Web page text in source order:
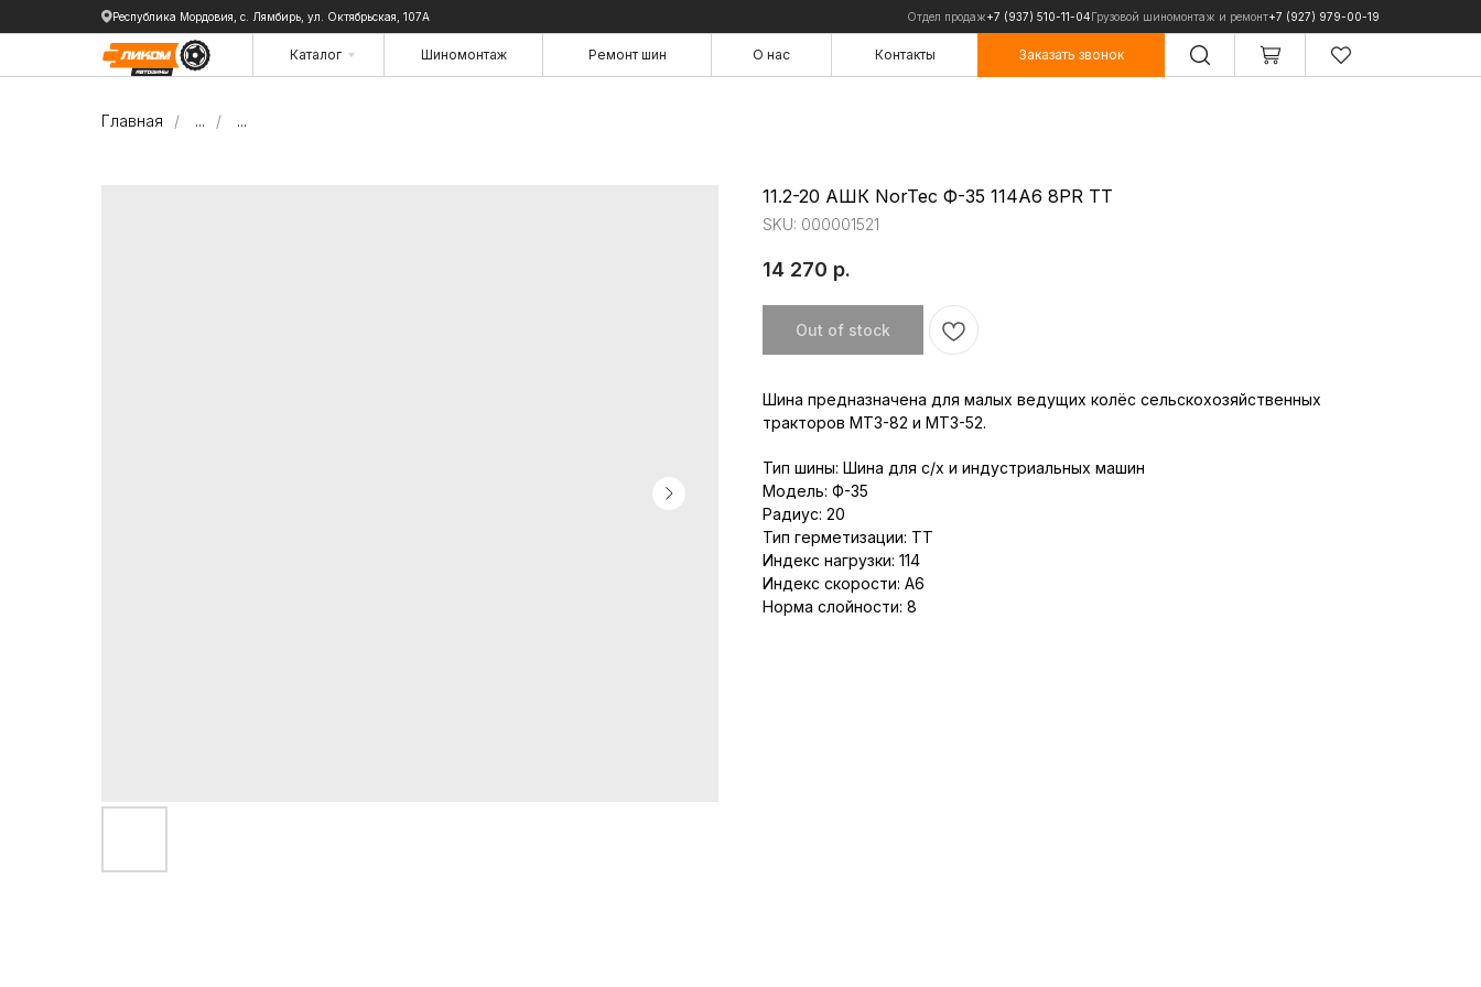
Республика Мордовия, с. Лямбирь, ул. Октябрьская, 107А Отдел продаж+7 (937) 510-11-04Грузовой шиномонтаж и ремонт+7 (927) 979-00-19
Контакты
О нас
Ремонт шин
Шиномонтаж Заказать звонок
Каталог
Контакты
Шиномонтаж Заказать звонок
Каталог
Главная / ... / ...
11.2-20 АШК NorTec Ф-35 114A6 8PR TT
SKU: 000001521
14 270 р.
Out of stock
Шина предназначена для малых ведущих колёс сельскохозяйственных
тракторов МТЗ-82 и МТЗ-52.
Тип шины: Шина для с/х и индустриальных машин
Модель: Ф-35
Радиус: 20
Тип герметизации: TT
Индекс нагрузки: 114
Индекс скорости: A6
Норма слойности: 8